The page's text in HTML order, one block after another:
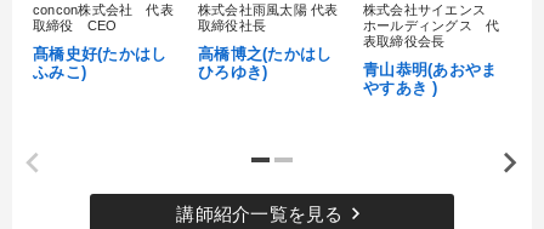
concon株式会社 代表
取締役 CEO
髙橋史好(たかはし
ふみこ)
株式会社雨風太陽 代表
取締役社長
高橋博之(たかはし
ひろゆき)
株式会社サイエンス
ホールディングス 代
表取締役会長
青山恭明(あおやま
やすあき )
講師紹介一覧を見る keyboard_arrow_right